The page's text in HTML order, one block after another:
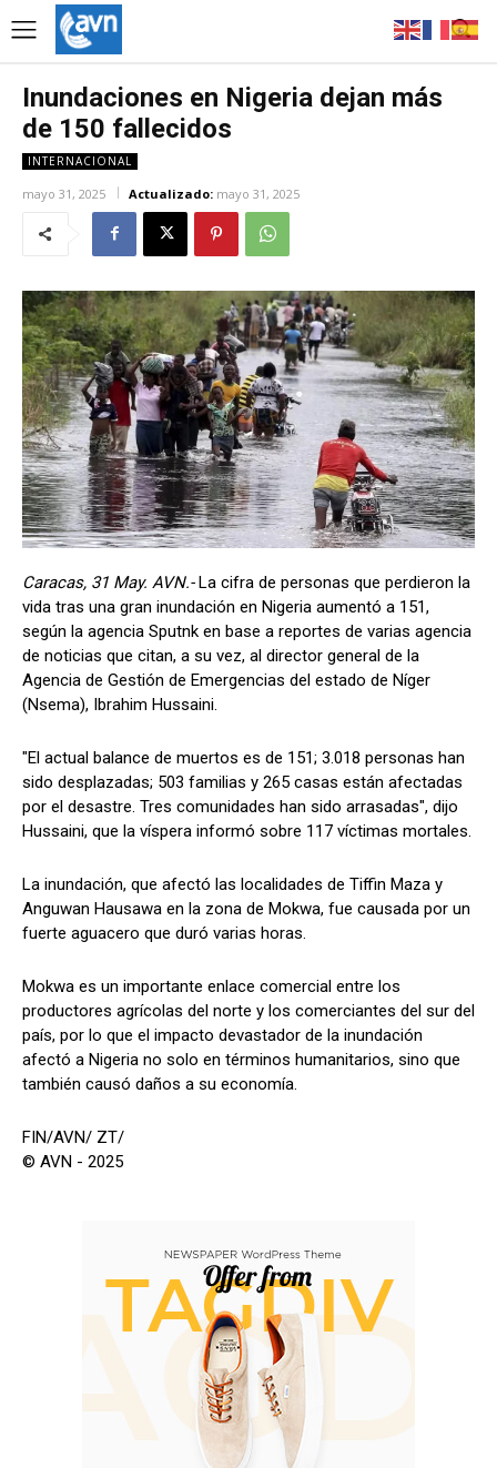
Inundaciones en Nigeria dejan más
de 150 fallecidos
INTERNACIONAL
mayo 31, 2025 Actualizado: mayo 31, 2025
Caracas, 31 May. AVN.- La cifra de personas que perdieron la
vida tras una gran inundación en Nigeria aumentó a 151,
según la agencia Sputnk en base a reportes de varias agencia
de noticias que citan, a su vez, al director general de la
Agencia de Gestión de Emergencias del estado de Níger
(Nsema), Ibrahim Hussaini.
"El actual balance de muertos es de 151; 3.018 personas han
sido desplazadas; 503 familias y 265 casas están afectadas
por el desastre. Tres comunidades han sido arrasadas", dijo
Hussaini, que la víspera informó sobre 117 víctimas mortales.
La inundación, que afectó las localidades de Tiffin Maza y
Anguwan Hausawa en la zona de Mokwa, fue causada por un
fuerte aguacero que duró varias horas.
Mokwa es un importante enlace comercial entre los
productores agrícolas del norte y los comerciantes del sur del
país, por lo que el impacto devastador de la inundación
afectó a Nigeria no solo en términos humanitarios, sino que
también causó daños a su economía.
FIN/AVN/ ZT/
© AVN - 2025